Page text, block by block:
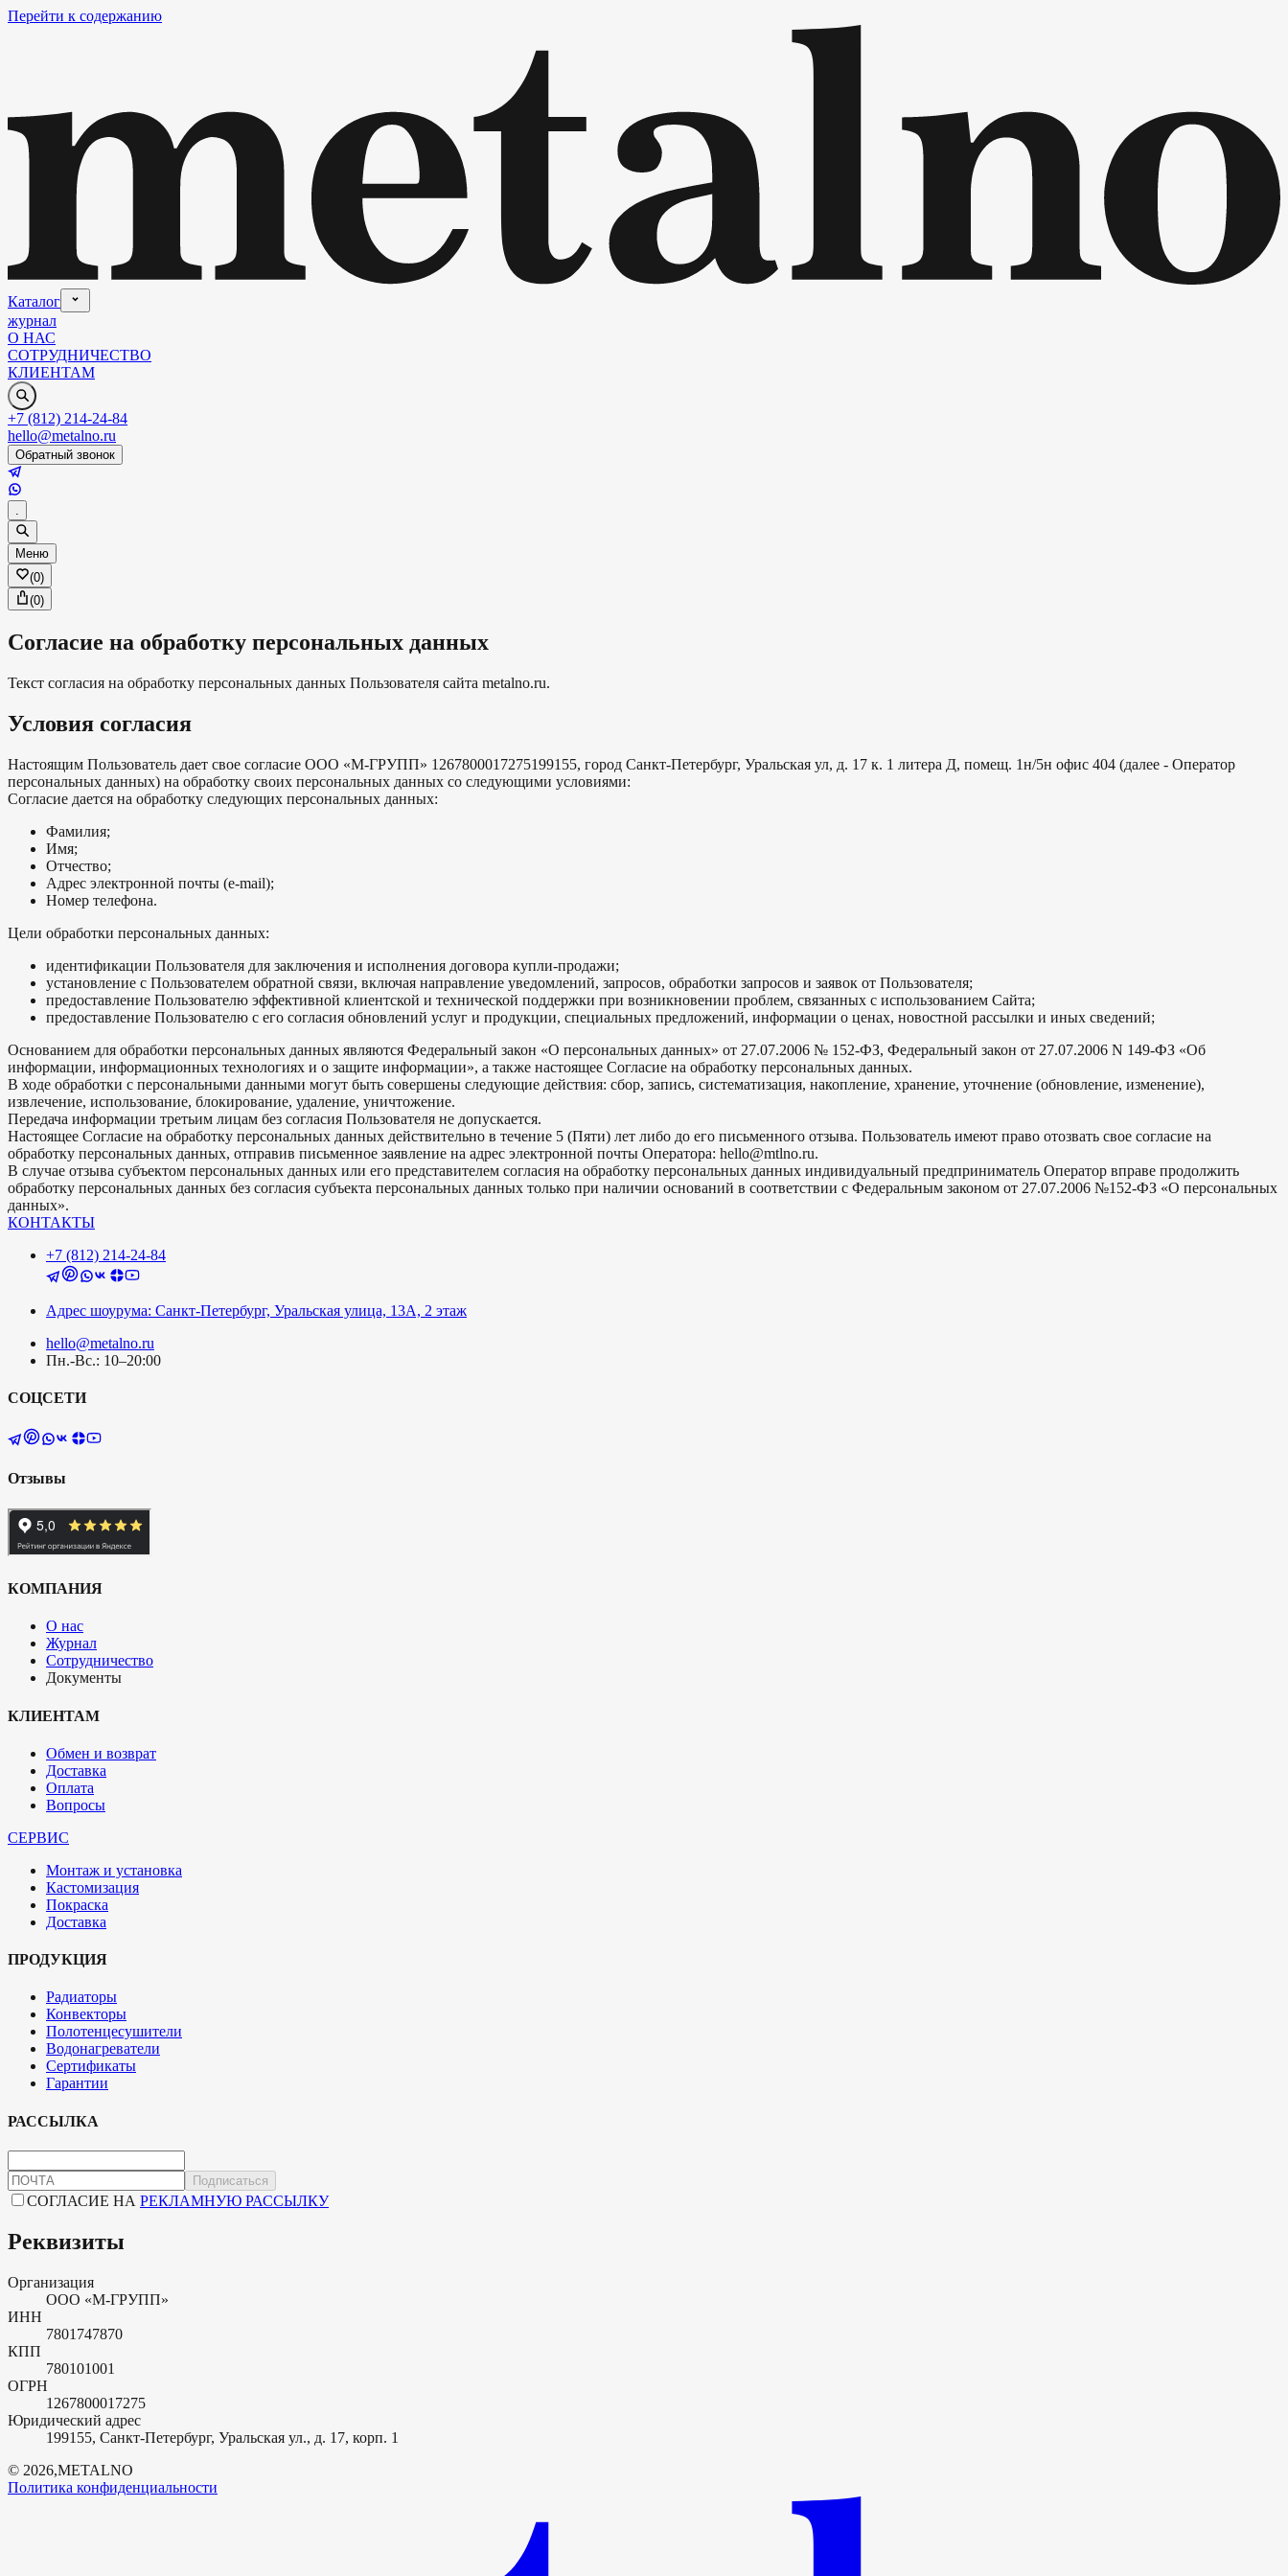
Перейти к содержанию
Каталог
журнал
О НАС
СОТРУДНИЧЕСТВО
КЛИЕНТАМ
+7 (812) 214-24-84
hello@metalno.ru
Обратный звонок
.
Меню
(0)
(0)
Согласие на обработку персональных данных
Текст согласия на обработку персональных данных Пользователя сайта metalno.ru.
Условия согласия
Настоящим Пользователь дает свое согласие ООО «М-ГРУПП» 1267800017275199155, город Санкт-Петербург, Уральская ул, д. 17 к. 1 литера Д, помещ. 1н/5н офис 404 (далее - Оператор
персональных данных) на обработку своих персональных данных со следующими условиями:
Согласие дается на обработку следующих персональных данных:
Фамилия;
Имя;
Отчество;
Адрес электронной почты (e-mail);
Номер телефона.
Цели обработки персональных данных:
идентификации Пользователя для заключения и исполнения договора купли-продажи;
установление с Пользователем обратной связи, включая направление уведомлений, запросов, обработки запросов и заявок от Пользователя;
предоставление Пользователю эффективной клиентской и технической поддержки при возникновении проблем, связанных с использованием Сайта;
предоставление Пользователю с его согласия обновлений услуг и продукции, специальных предложений, информации о ценах, новостной рассылки и иных сведений;
Основанием для обработки персональных данных являются Федеральный закон «О персональных данных» от 27.07.2006 № 152-ФЗ, Федеральный закон от 27.07.2006 N 149-ФЗ «Об
информации, информационных технологиях и о защите информации», а также настоящее Согласие на обработку персональных данных.
В ходе обработки с персональными данными могут быть совершены следующие действия: сбор, запись, систематизация, накопление, хранение, уточнение (обновление, изменение),
извлечение, использование, блокирование, удаление, уничтожение.
Передача информации третьим лицам без согласия Пользователя не допускается.
Настоящее Согласие на обработку персональных данных действительно в течение 5 (Пяти) лет либо до его письменного отзыва. Пользователь имеют право отозвать свое согласие на
обработку персональных данных, отправив письменное заявление на адрес электронной почты Оператора: hello@mtlno.ru.
В случае отзыва субъектом персональных данных или его представителем согласия на обработку персональных данных индивидуальный предприниматель Оператор вправе продолжить
обработку персональных данных без согласия субъекта персональных данных только при наличии оснований в соответствии с Федеральным законом от 27.07.2006 №152-ФЗ «О персональных
данных».
КОНТАКТЫ
+7 (812) 214-24-84
Адрес шоурума: Санкт-Петербург, Уральская улица, 13А, 2 этаж
hello@metalno.ru
Пн.-Вс.: 10–20:00
СОЦСЕТИ
Отзывы
КОМПАНИЯ
О нас
Журнал
Сотрудничество
Документы
КЛИЕНТАМ
Обмен и возврат
Доставка
Оплата
Вопросы
СЕРВИС
Монтаж и установка
Кастомизация
Покраска
Доставка
ПРОДУКЦИЯ
Радиаторы
Конвекторы
Полотенцесушители
Водонагреватели
Сертификаты
Гарантии
РАССЫЛКА
Подписаться
СОГЛАСИЕ НА РЕКЛАМНУЮ РАССЫЛКУ
Реквизиты
Организация
ООО «М-ГРУПП»
ИНН
7801747870
КПП
780101001
ОГРН
1267800017275
Юридический адрес
199155, Санкт-Петербург, Уральская ул., д. 17, корп. 1
© 2026,METALNO
Политика конфиденциальности